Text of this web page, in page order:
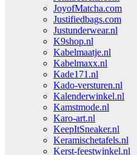
JoyofMatcha.com
Justifiedbags.com
Justunderwear.nl
K9shop.nl
Kabelmaatje.nl
Kabelmaxx.nl
Kade171.nl
Kado-versturen.nl
Kalenderwinkel.nl
Kamstmode.nl
Karo-art.nl
KeepItSneaker.nl
Keramischetafels.nl
Kerst-feestwinkel.nl